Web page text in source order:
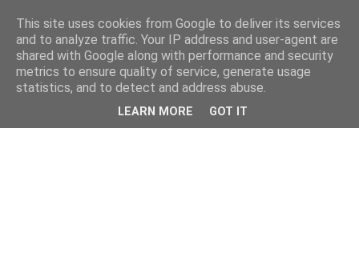
This site uses cookies from Google to deliver its services
and to analyze traffic. Your IP address and user-agent are
shared with Google along with performance and security
metrics to ensure quality of service, generate usage
statistics, and to detect and address abuse.
LEARN MORE GOT IT